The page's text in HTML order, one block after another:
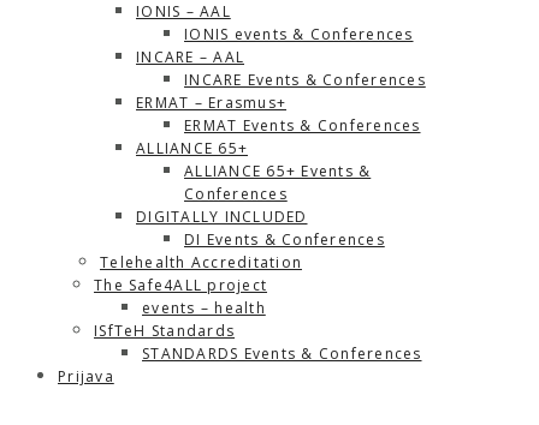
IONIS – AAL
IONIS events & Conferences
INCARE – AAL
INCARE Events & Conferences
ERMAT – Erasmus+
ERMAT Events & Conferences
ALLIANCE 65+
ALLIANCE 65+ Events &
Conferences
DIGITALLY INCLUDED
DI Events & Conferences
Telehealth Accreditation
The Safe4ALL project
events – health
ISfTeH Standards
STANDARDS Events & Conferences
Prijava